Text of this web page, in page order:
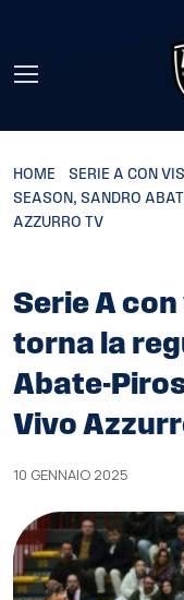
HOME
SERIE A CON
SEASON, SANDRO
AZZURRO TV
Serie A
torna la
Abate-
Vivo
10 GENNAIO 2025